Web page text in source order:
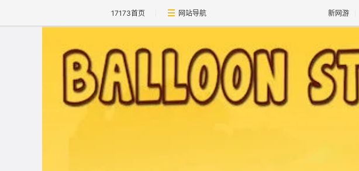
17173首页 网站导航 新网游